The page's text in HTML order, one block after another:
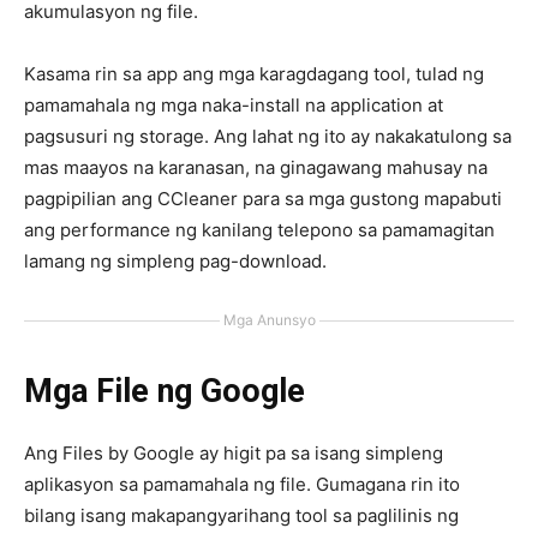
akumulasyon ng file.
Kasama rin sa app ang mga karagdagang tool, tulad ng
pamamahala ng mga naka-install na application at
pagsusuri ng storage. Ang lahat ng ito ay nakakatulong sa
mas maayos na karanasan, na ginagawang mahusay na
pagpipilian ang CCleaner para sa mga gustong mapabuti
ang performance ng kanilang telepono sa pamamagitan
lamang ng simpleng pag-download.
Mga Anunsyo
Mga File ng Google
Ang Files by Google ay higit pa sa isang simpleng
aplikasyon sa pamamahala ng file. Gumagana rin ito
bilang isang makapangyarihang tool sa paglilinis ng